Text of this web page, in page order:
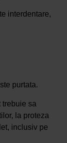
interdentare,
purtata.
trebuie sa
la proteza
inclusiv pe